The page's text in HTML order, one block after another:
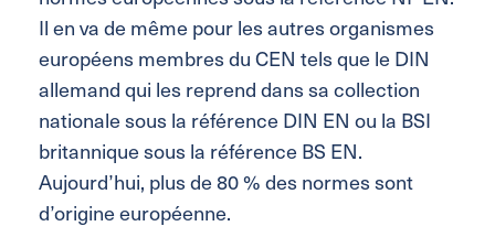
Il en va de même pour les autres organismes
européens membres du CEN tels que le DIN
allemand qui les reprend dans sa collection
nationale sous la référence DIN EN ou la BSI
britannique sous la référence BS EN.
Aujourd’hui, plus de 80 % des normes sont
d’origine européenne.